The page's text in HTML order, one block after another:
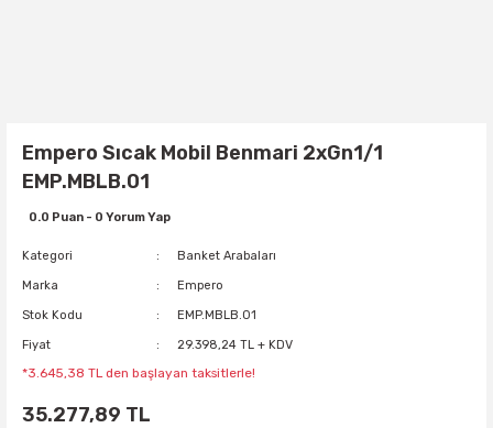
Empero Sıcak Mobil Benmari 2xGn1/1
EMP.MBLB.01
0.0 Puan - 0 Yorum Yap
Kategori Banket Arabaları
Marka Empero
Stok Kodu EMP.MBLB.01
Fiyat 29.398,24 TL + KDV
*3.645,38 TL den başlayan taksitlerle!
35.277,89 TL